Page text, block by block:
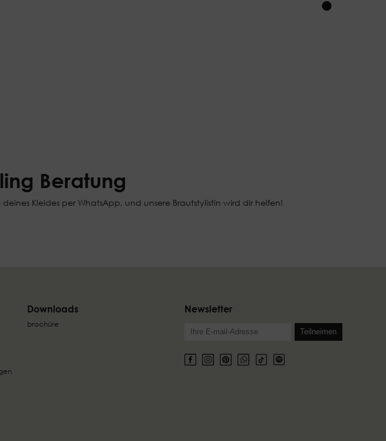
Beratung
Kleides per WhatsApp, und unsere Brautstylistin wird dir helfen!
Downloads
brochüre
Newsletter